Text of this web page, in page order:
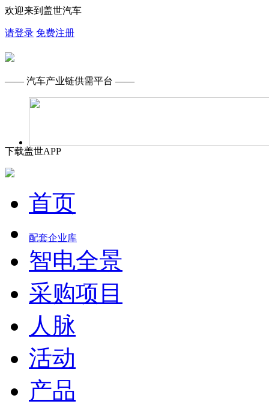
欢迎来到盖世汽车
请登录 免费注册
—— 汽车产业链供需平台 ——
下载盖世APP
首页
配套企业库
智电全景
采购项目
人脉
活动
产品